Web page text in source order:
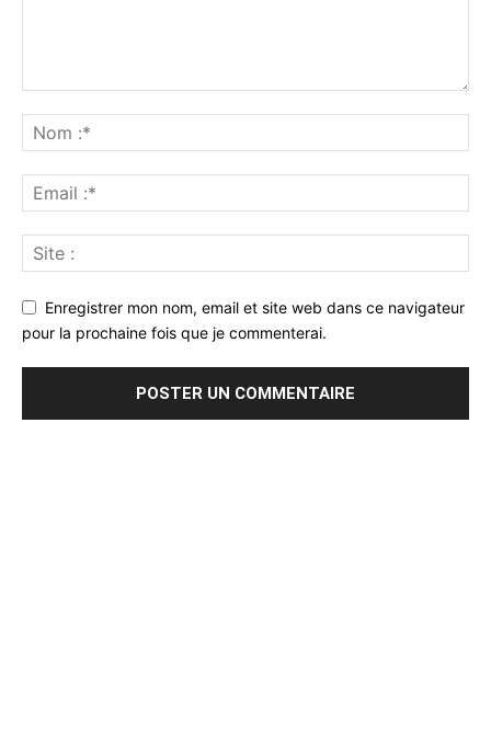
Enregistrer mon nom, email et site web dans ce navigateur
pour la prochaine fois que je commenterai.